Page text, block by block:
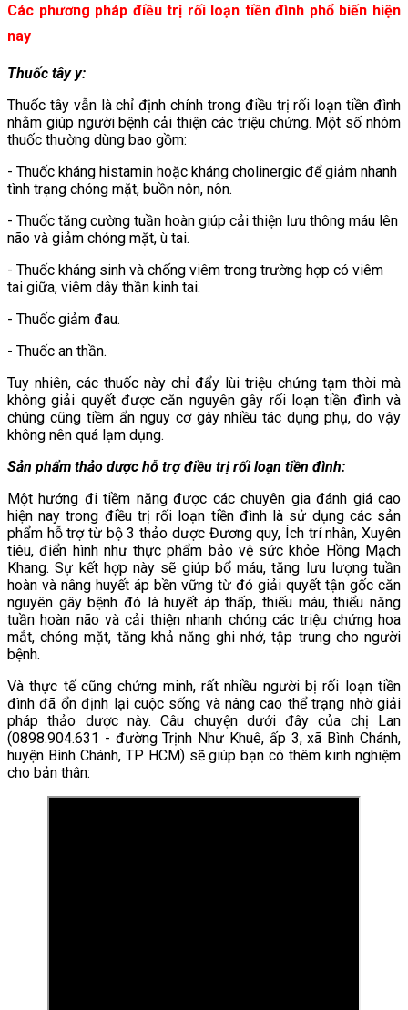
Các phương pháp điều trị rối loạn tiền đình phổ biến hiện
nay
Thuốc tâyy:
Thuốc tây vẫn là chỉ định chính trong điều trị rối loạn tiền đình
nhằm giúp người bệnh cải thiện các triệu chứng. Một số nhóm
thuốc thường dùng bao gồm:
- Thuốc kháng histamin hoặc kháng cholinergic để giảm nhanh
tình trạng chóng mặt, buồn nôn, nôn.
- Thuốc tăng cường tuần hoàn giúp cải thiện lưu thông máu lên
não và giảm chóng mặt, ù tai.
- Thuốc kháng sinh và chống viêm trong trường hợp có viêm
tai giữa, viêm dây thần kinh tai.
- Thuốc giảm đau.
- Thuốc an thần.
Tuy nhiên, các thuốc này chỉ đẩy lùi triệu chứng tạm thời mà
không giải quyết được căn nguyên gây rối loạn tiền đình và
chúng cũng tiềm ẩn nguy cơ gây nhiều tác dụng phụ, do vậy
không nên quá lạm dụng.
Sản phẩm thảo dược hỗ trợ điều trị rối loạn tiền đình:
Một hướng đi tiềm năng được các chuyên gia đánh giá cao
hiện nay trong điều trị rối loạn tiền đình là sử dụng các sản
phẩm hỗ trợ từ bộ 3 thảo dược Đương quy, Ích trí nhân, Xuyên
tiêu, điển hình như thực phẩm bảo vệ sức khỏe Hồng Mạch
Khang. Sự kết hợp này sẽ giúp bổ máu, tăng lưu lượng tuần
hoàn và nâng huyết áp bền vững từ đó giải quyết tận gốc căn
nguyên gây bệnh đó là huyết áp thấp, thiếu máu, thiểu năng
tuần hoàn não và cải thiện nhanh chóng các triệu chứng hoa
mắt, chóng mặt, tăng khả năng ghi nhớ, tập trung cho người
bệnh.
Và thực tế cũng chứng minh, rất nhiều người bị rối loạn tiền
đình đã ổn định lại cuộc sống và nâng cao thể trạng nhờ giải
pháp thảo dược này. Câu chuyện dưới đây của chị Lan
(0898.904.631 - đường Trịnh Như Khuê, ấp 3, xã Bình Chánh,
huyện Bình Chánh, TP HCM) sẽ giúp bạn có thêm kinh nghiệm
cho bản thân: